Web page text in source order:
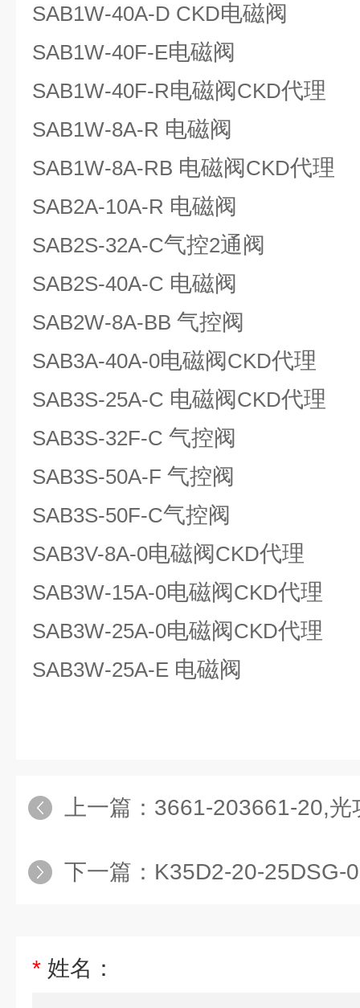
SAB1W-40A-D CKD电磁阀
SAB1W-40F-E电磁阀
SAB1W-40F-R电磁阀CKD代理
SAB1W-8A-R 电磁阀
SAB1W-8A-RB 电磁阀CKD代理
SAB2A-10A-R 电磁阀
SAB2S-32A-C气控2通阀
SAB2S-40A-C 电磁阀
SAB2W-8A-BB 气控阀
SAB3A-40A-0电磁阀CKD代理
SAB3S-25A-C 电磁阀CKD代理
SAB3S-32F-C 气控阀
SAB3S-50A-F 气控阀
SAB3S-50F-C气控阀
SAB3V-8A-0电磁阀CKD代理
SAB3W-15A-0电磁阀CKD代理
SAB3W-25A-0电磁阀CKD代理
SAB3W-25A-E 电磁阀
上一篇： 3661-203661-20,光
下一篇： K35D2-20-25DSG-01-
* 姓名：